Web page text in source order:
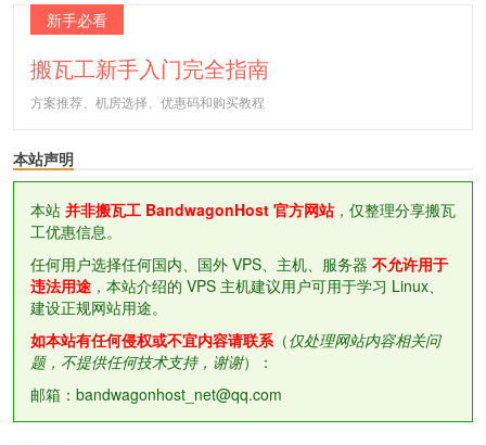
新手必看
搬瓦工新手入门完全指南
方案推荐、机房选择、优惠码和购买教程
本站声明
本站 并非搬瓦工 BandwagonHost 官方网站，仅整理分享搬瓦
工优惠信息。
任何用户选择任何国内、国外 VPS、主机、服务器 不允许用于
违法用途 ，本站介绍的 VPS 主机建议用户可用于学习 Linux、
建设正规网站用途。
如本站有任何侵权或不宜内容请联系（仅处理网站内容相关问
题，不提供任何技术支持，谢谢）：
邮箱：bandwagonhost_net@qq.com